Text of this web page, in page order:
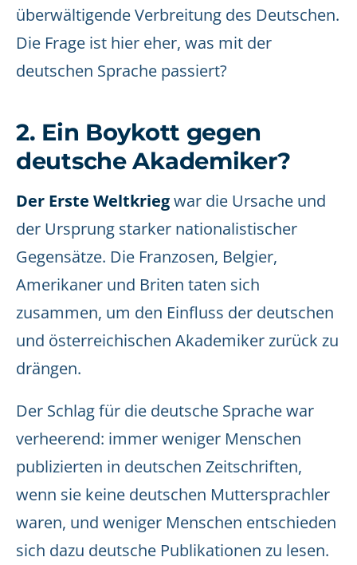
überwältigende Verbreitung des Deutschen.
Die Frage ist hier eher, was mit der
deutschen Sprache passiert?
2. Ein Boykott gegen
deutsche Akademiker?
Der Erste Weltkriegwar die Ursache und
der Ursprung starker nationalistischer
Gegensätze. Die Franzosen, Belgier,
Amerikaner und Briten taten sich
zusammen, um den Einfluss der deutschen
und österreichischen Akademiker zurück zu
drängen.
Der Schlag für die deutsche Sprache war
verheerend: immer weniger Menschen
publizierten in deutschen Zeitschriften,
wenn sie keine deutschen Muttersprachler
waren, und weniger Menschen entschieden
sich dazu deutsche Publikationen zu lesen.